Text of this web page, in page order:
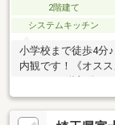
2階建て
システムキッチン
小学校まで徒歩4分
内観です！《オス
デッキ有◎◆キッチ
◆令和5年築◆閑静